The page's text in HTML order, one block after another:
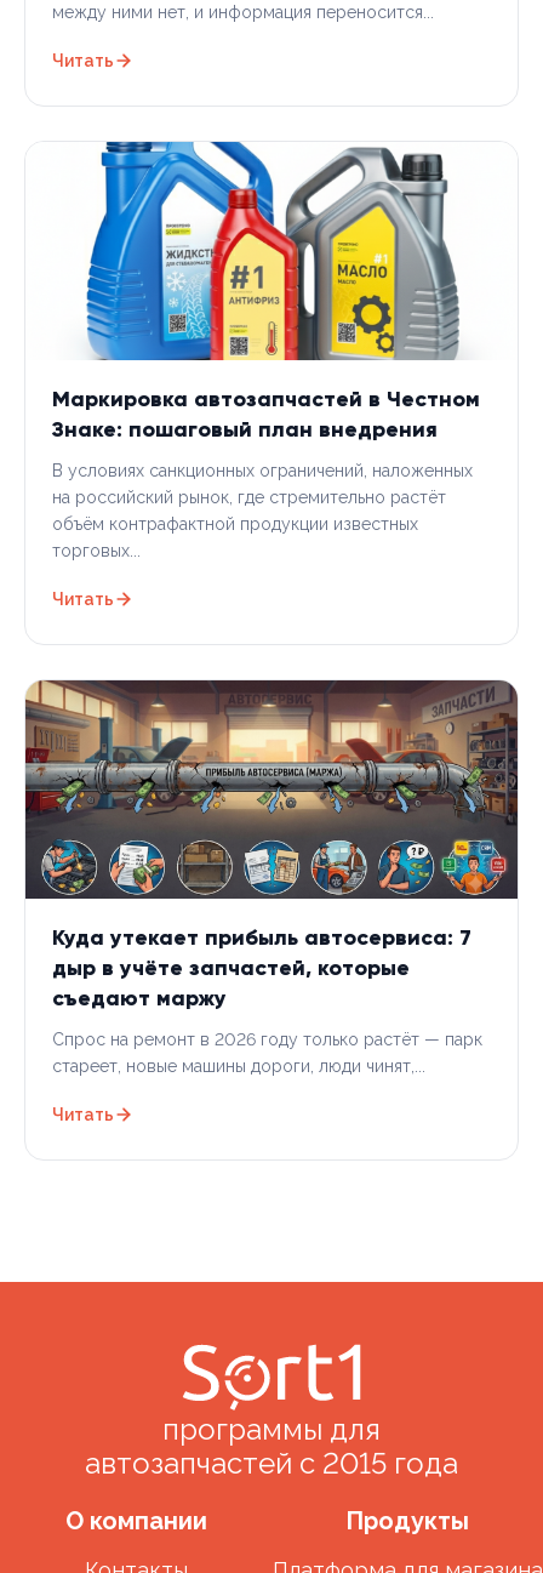
между ними нет, и информация переносится...
Читать
Маркировка автозапчастей в Честном
Знаке: пошаговый план внедрения
В условиях санкционных ограничений, наложенных
на российский рынок, где стремительно растёт
объём контрафактной продукции известных
торговых...
Читать
Куда утекает прибыль автосервиса: 7
дыр в учёте запчастей, которые
съедают маржу
Спрос на ремонт в 2026 году только растёт — парк
стареет, новые машины дороги, люди чинят,...
Читать
программы для
автозапчастей с 2015 года
О компании Продукты